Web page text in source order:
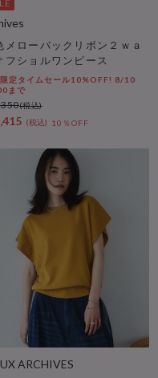
メローバックリボン２ｗａ
フショルワンピース
定タイムセール10%OFF! 8/10
まで
10％OFF
ARCHIVES